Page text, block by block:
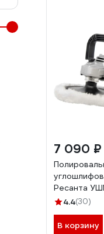
7 090 ₽
Ресанта
75/12/12
4.4(30)
В корзину